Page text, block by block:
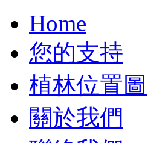
Home
您的支持
植林位置圖
關於我們